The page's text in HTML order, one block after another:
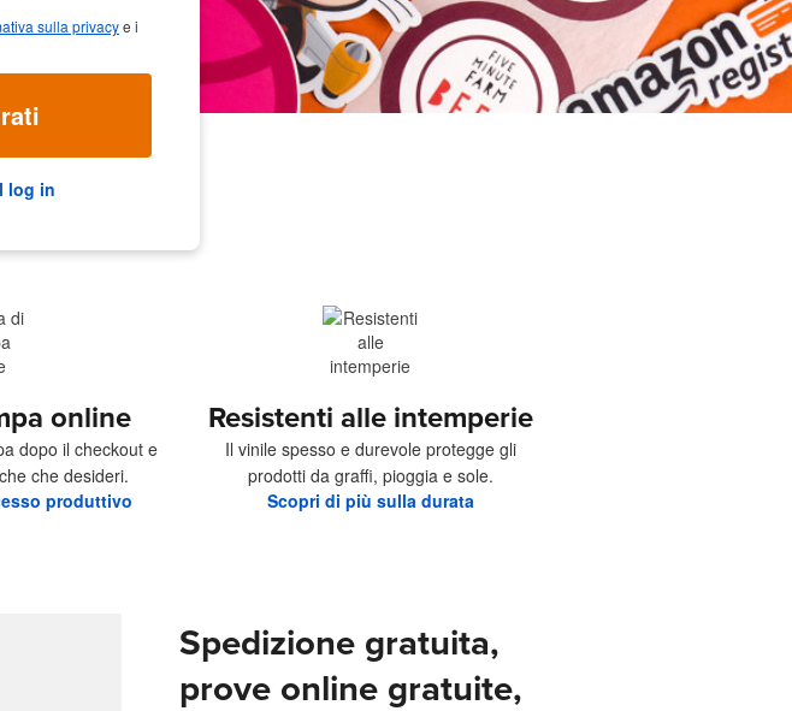
sulla privacye i
log in
online
dopo il checkout e
che desideri.
produttivo
Resistenti alle intemperie
Il vinile spesso e durevole protegge gli
prodotti da graffi, pioggia e sole.
Scopri di più sulla durata
Spedizione gratuita,
prove online gratuite,